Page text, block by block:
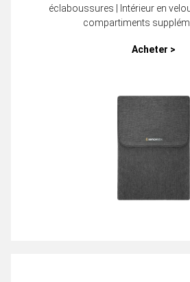
éclaboussures | Intérieur en
compartiments
Acheter >